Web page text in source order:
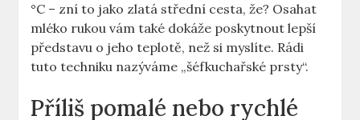
°C – zní⁢ to ​jako zlatá střední⁣ cesta, že?⁤ Osahat
mléko rukou vám​ také dokáže poskytnout lepší
představu o jeho teplotě, než si myslíte. Rádi
tuto techniku nazýváme „šéfkuchařské prsty“.
Příliš pomalé nebo rychlé‌